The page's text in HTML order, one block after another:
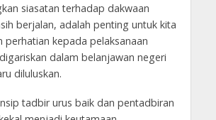
siasatan terhadap dakwaan
berjalan, adalah penting untuk kita
perhatian kepada pelaksanaan
dalam belanjawan negeri
diluluskan.
tadbir urus baik dan pentadbiran